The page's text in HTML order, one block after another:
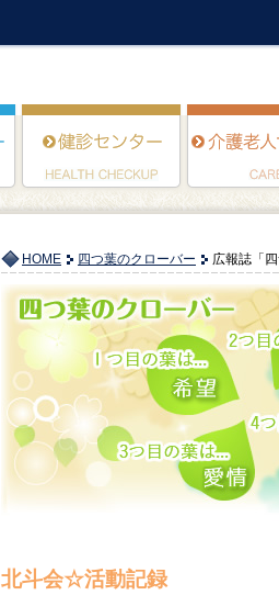
HOME 四つ葉のクローバー 広報誌「
北斗会☆活動記録